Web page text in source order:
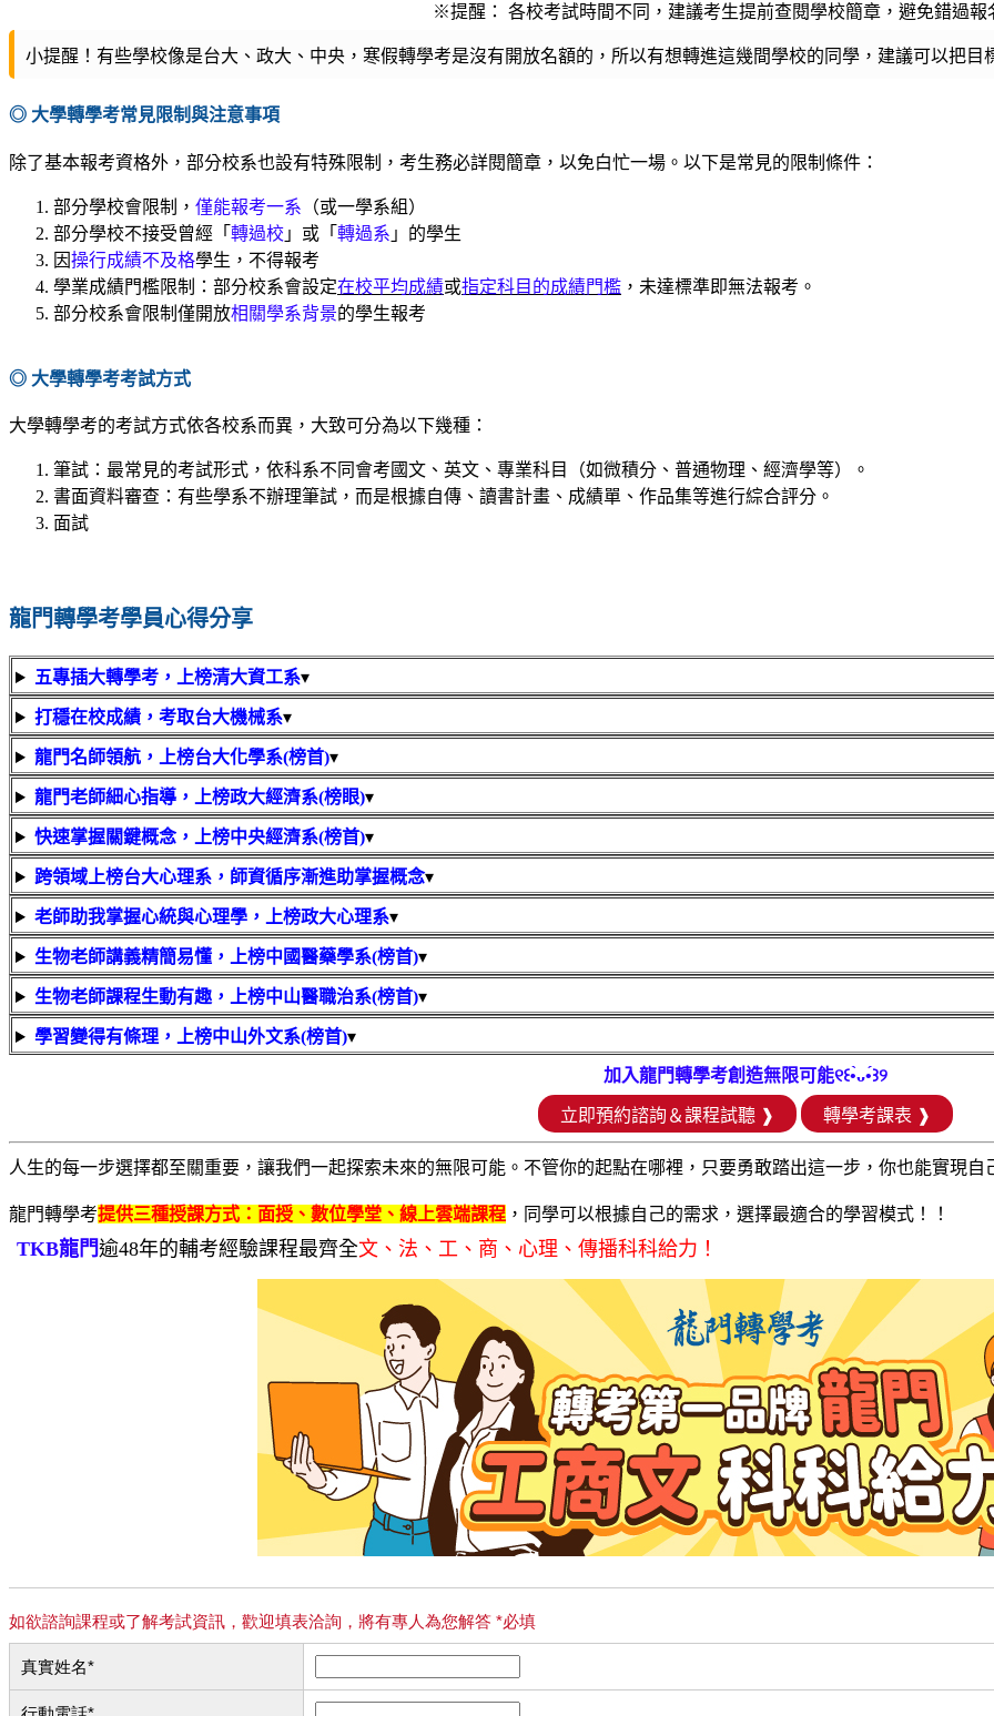
※提醒： 各校考試時間不同，建議考生提前查閱學校簡章，避免錯過報
小提醒！有些學校像是台大、政大、中央，寒假轉學考是沒有開放名額的，所以有想轉進這幾間學校的同學，建議可以把目
◎ 大學轉學考常見限制與注意事項
除了基本報考資格外，部分校系也設有特殊限制，考生務必詳閱簡章，以免白忙一場。以下是常見的限制條件：
部分學校會限制， 僅能報考一系 （或一學系組）
部分學校不接受曾經「 轉過校 」或「 轉過系 」的學生
因操行成績不及格學生，不得報考
學業成績門檻限制：部分校系會設定在校平均成績或指定科目的成績門檻 ，未達標準即無法報考。
部分校系會限制僅開放相關學系背景的學生報考
◎ 大學轉學考考試方式
大學轉學考的考試方式依各校系而異，大致可分為以下幾種：
筆試：最常見的考試形式，依科系不同會考國文、英文、專業科目（如微積分、普通物理、經濟學等）。
書面資料審查：有些學系不辦理筆試，而是根據自傳、讀書計畫、成績單、作品集等進行綜合評分。
面試
龍門轉學考學員心得分享
五專插大轉學考，上榜清大資工系▾
打穩在校成績，考取台大機械系▾
龍門名師領航，上榜台大化學系(榜首)▾
龍門老師細心指導，上榜政大經濟系(榜眼)▾
快速掌握關鍵概念，上榜中央經濟系(榜首)▾
跨領域上榜台大心理系，師資循序漸進助掌握概念▾
老師助我掌握心統與心理學，上榜政大心理系▾
生物老師講義精簡易懂，上榜中國醫藥學系(榜首)▾
生物老師課程生動有趣，上榜中山醫職治系(榜首)▾
學習變得有條理，上榜中山外文系(榜首)▾
加入龍門轉學考創造無限可能୧꒰•̀ᴗ•́꒱୨
立即預約諮詢＆課程試聽 ❱ 轉學考課表 ❱
人生的每一步選擇都至關重要，讓我們一起探索未來的無限可能。不管你的起點在哪裡，只要勇敢踏出這一步，你也能實現自
龍門轉學考提供三種授課方式：面授、數位學堂、線上雲端課程 ，同學可以根據自己的需求，選擇最適合的學習模式！！
TKB龍門逾48年的輔考經驗課程最齊全文、法、工、商、心理、傳播科科給力！